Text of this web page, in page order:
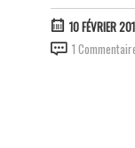
10 FÉVRIER
1